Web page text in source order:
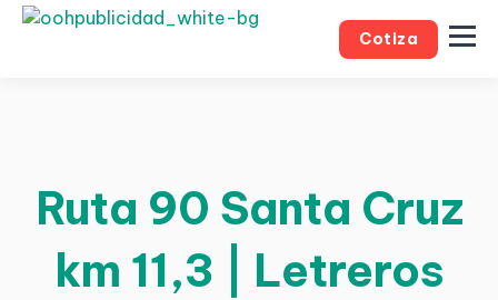
Cotiza
Ruta 90 Santa Cruz
km 11,3 | Letreros